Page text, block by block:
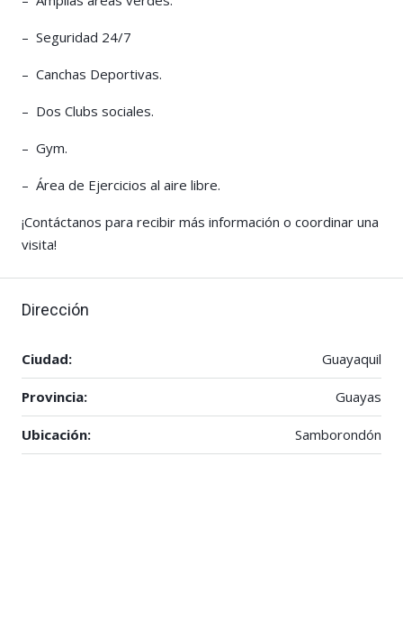
– Seguridad 24/7
– Canchas Deportivas.
– Dos Clubs sociales.
– Gym.
– Área de Ejercicios al aire libre.
¡Contáctanos para recibir más información o coordinar una
visita!
Dirección
Ciudad: Guayaquil
Provincia: Guayas
Ubicación: Samborondón